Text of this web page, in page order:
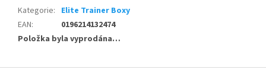
Kategorie: Elite Trainer Boxy
EAN:
0196214132474
Položka byla vyprodána…